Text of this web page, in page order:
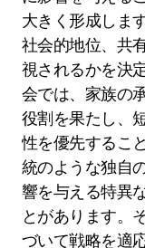
大きく形成しま
社会的地位、共
視されるかを決
会では、家族の
役割を果たし、
性を優先するこ
統のような独自
響を与える特異
とがあります。
づいて戦略を適